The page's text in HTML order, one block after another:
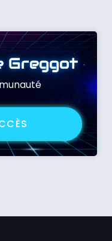
Greggot